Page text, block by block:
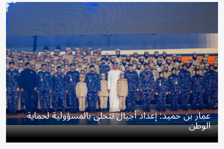
عمار بن حميد: إعداد أجيال تتحلى بالمسؤولية لحماية
الوطن